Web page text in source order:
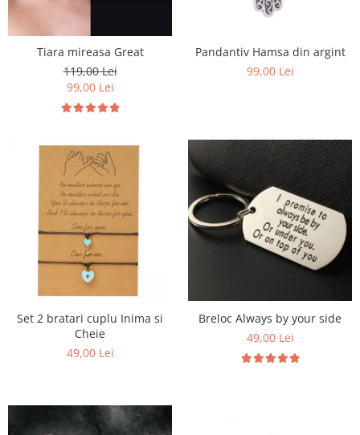
Tiara mireasa Great
119,00 Lei
99,00 Lei
Pandantiv Hamsa din argint
99,00 Lei
Set 2 bratari cuplu Inima si
Cheie
49,00 Lei
Breloc Always by your side
49,00 Lei